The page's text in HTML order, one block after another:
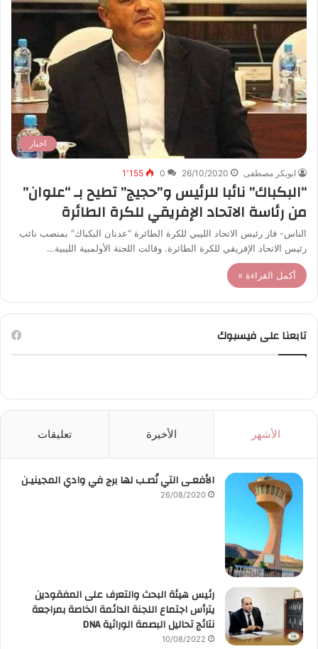
اخبار
ابوبكر مصطفى 26/10/2020
0 1٬155
“البكباك” نائبا للرئيس و”حجيج” تطيح بـ “علوان”
من رئاسة الاتحاد الإفريقي للكرة الطائرة
الناس- فاز رئيس الاتحاد الليبي للكرة الطائرة “عدنان البكباك” بمنصب نائب
رئيس الاتحاد الإفريقي للكرة الطائرة. وقالت اللجنة الأولمبية الليبية…
أكمل القراءة »
تابعنا على فيسبوك
الأشهر الأخيرة تعليقات
الأفعـى التي نُصـب لها برج في وادي المجينيـن
26/08/2020
رئيس هيئة البحث والتعرف على المفقودين
يترأس اجتماع اللجنة الدائمة الخاصة بمراجعة
نتائج تحاليل البصمة الوراثية DNA
10/08/2022